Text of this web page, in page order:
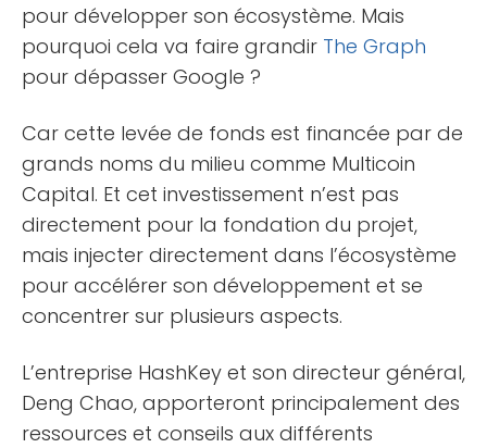
pour développer son écosystème. Mais
pourquoi cela va faire grandir The Graph
pour dépasser Google ?
Car cette levée de fonds est financée par de
grands noms du milieu comme Multicoin
Capital. Et cet investissement n’est pas
directement pour la fondation du projet,
mais injecter directement dans l’écosystème
pour accélérer son développement et se
concentrer sur plusieurs aspects.
L’entreprise HashKey et son directeur général,
Deng Chao, apporteront principalement des
ressources et conseils aux différents